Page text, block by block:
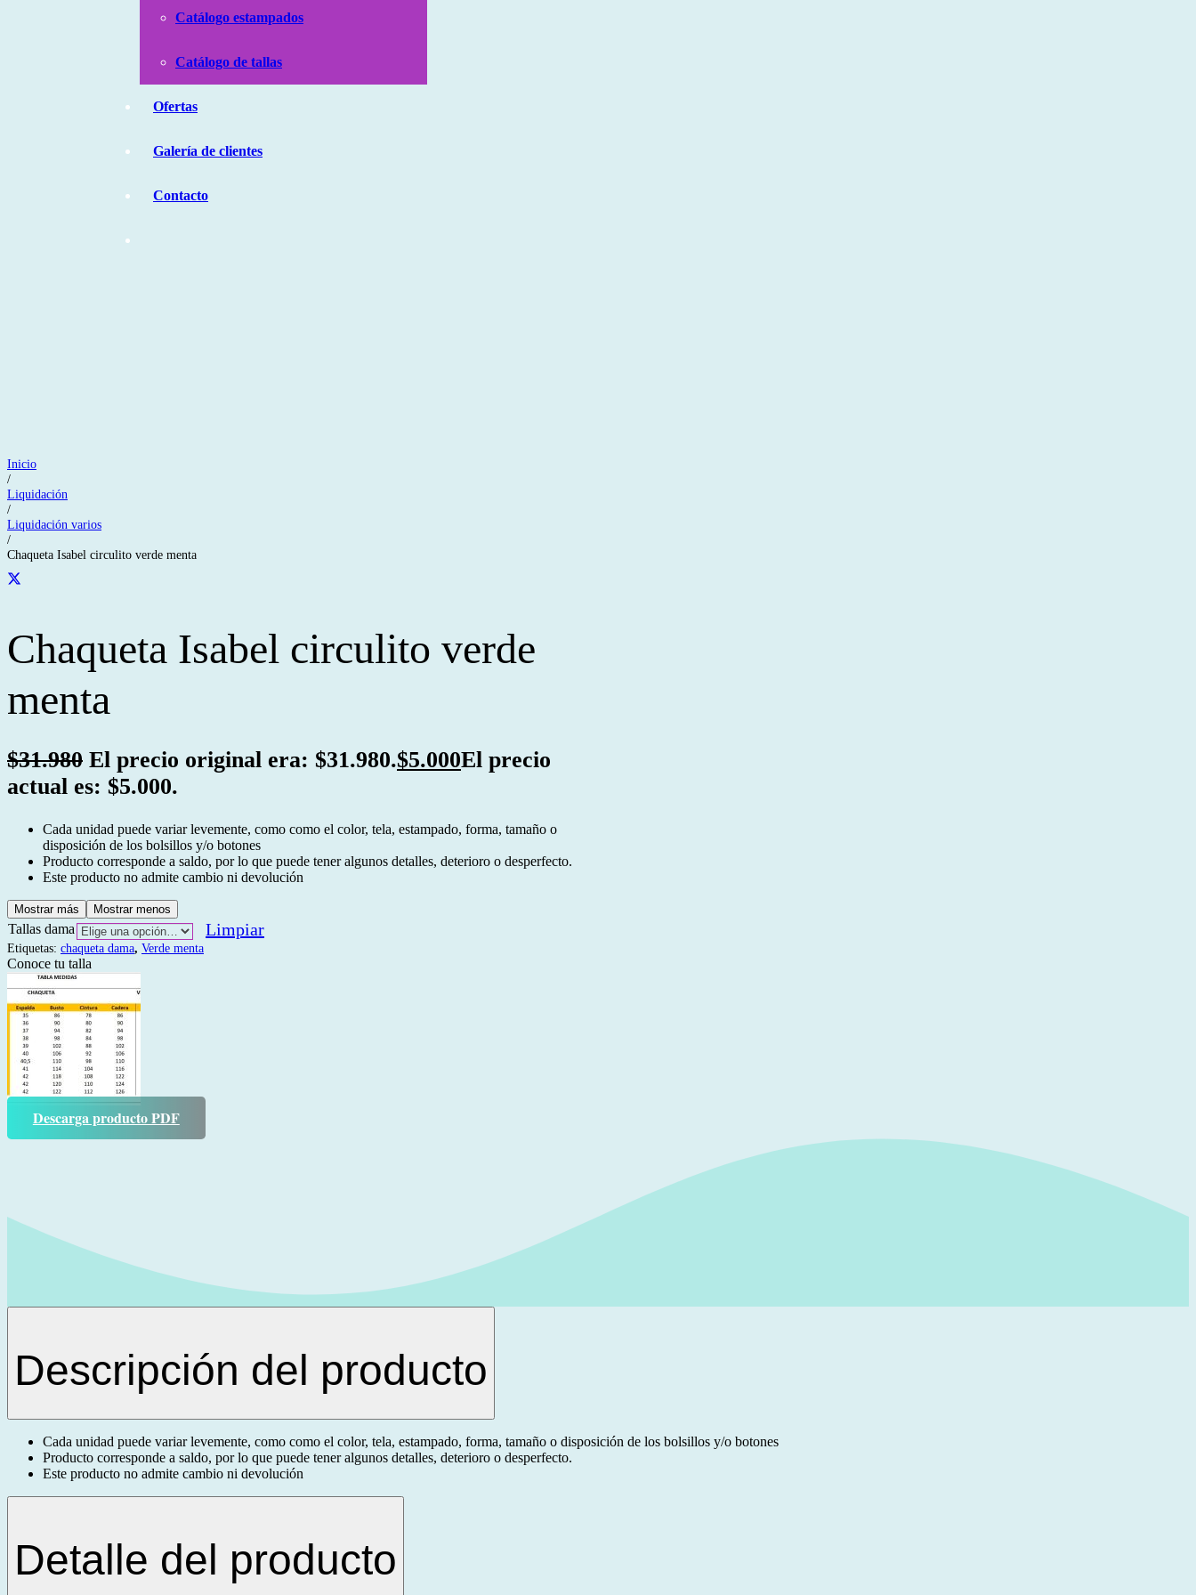
Catálogo estampados
Catálogo de tallas
Ofertas
Galería de clientes
Contacto
Inicio
/
Liquidación
/
Liquidación varios
/
Chaqueta Isabel circulito verde menta
Chaqueta Isabel circulito verde
menta
$31.980 El precio original era: $31.980.$5.000El precio
actual es: $5.000.
Cada unidad puede variar levemente, como como el color, tela, estampado, forma, tamaño o
disposición de los bolsillos y/o botones
Producto corresponde a saldo, por lo que puede tener algunos detalles, deterioro o desperfecto.
Este producto no admite cambio ni devolución
Mostrar más Mostrar menos
Tallas dama Limpiar
Etiquetas: chaqueta dama, Verde menta
Conoce tu talla
Descarga producto PDF
Descripción del producto
Cada unidad puede variar levemente, como como el color, tela, estampado, forma, tamaño o disposición de los bolsillos y/o botones
Producto corresponde a saldo, por lo que puede tener algunos detalles, deterioro o desperfecto.
Este producto no admite cambio ni devolución
Detalle del producto